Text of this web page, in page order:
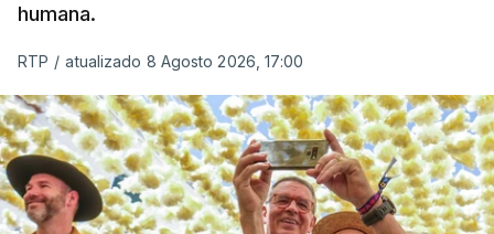
utilizam a costa nacional para o tráfico de droga.
c/ Lusa
humana.
RTP / atualizado 8 Agosto 2026, 17:00